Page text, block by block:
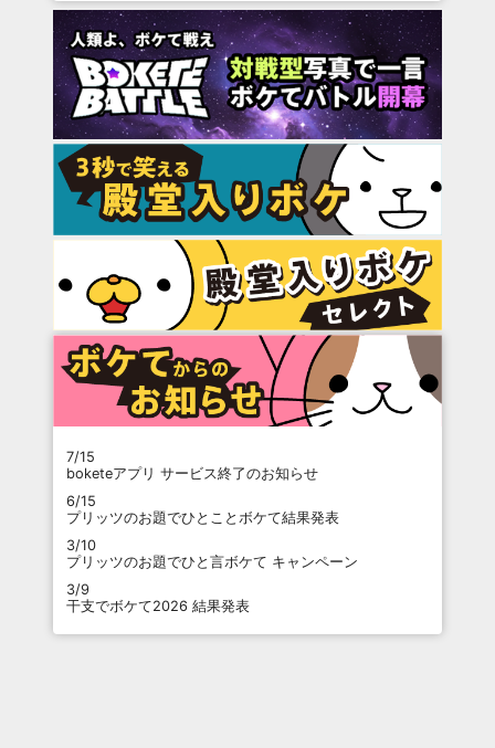
7/15
boketeアプリ サービス終了のお知らせ
6/15
プリッツのお題でひとことボケて結果発表
3/10
プリッツのお題でひと言ボケて キャンペーン
3/9
干支でボケて2026 結果発表